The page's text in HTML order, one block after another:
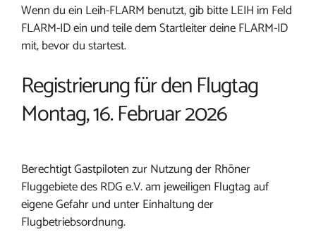
Wenn du ein Leih-FLARM benutzt, gib bitte LEIH im Feld
FLARM-ID ein und teile dem Startleiter deine FLARM-ID
mit, bevor du startest.
Registrierung für den Flugtag
Montag, 16. Februar 2026
Berechtigt Gastpiloten zur Nutzung der Rhöner
Fluggebiete des RDG e.V. am jeweiligen Flugtag auf
eigene Gefahr und unter Einhaltung der
Flugbetriebsordnung.